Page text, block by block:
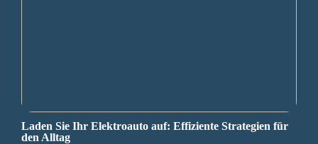
Laden Sie Ihr Elektroauto auf: Effiziente Strategien für
den Alltag